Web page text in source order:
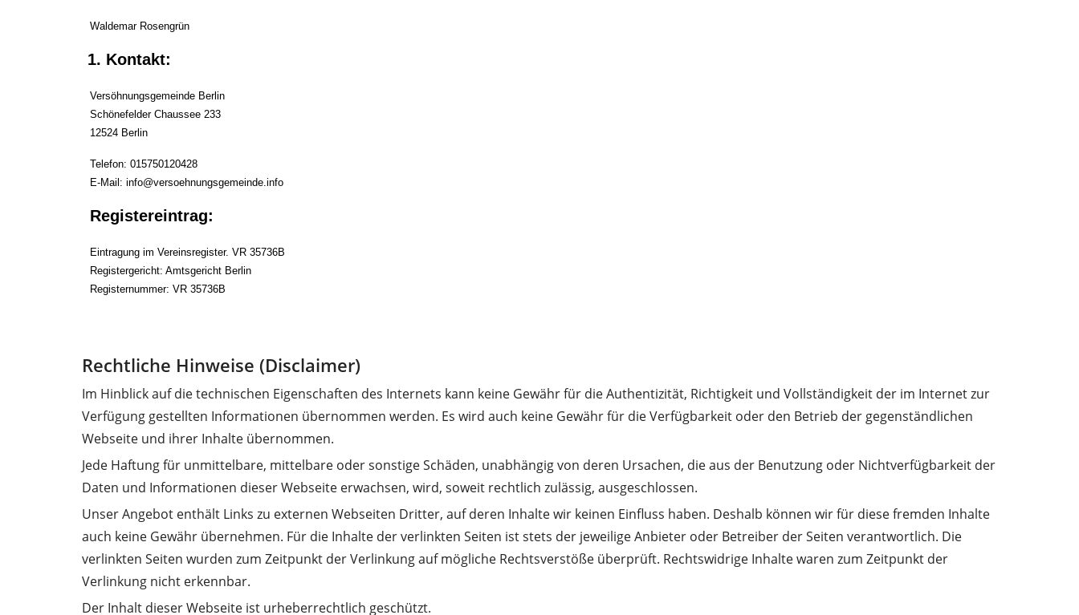
Waldemar Rosengrün
Kontakt:
Versöhnungsgemeinde Berlin
Schönefelder Chaussee 233
12524 Berlin
Telefon: 015750120428
E-Mail: info@versoehnungsgemeinde.info
Registereintrag:
Eintragung im Vereinsregister. VR 35736B
Registergericht: Amtsgericht Berlin
Registernummer: VR 35736B
Rechtliche Hinweise (Disclaimer)
Im Hinblick auf die technischen Eigenschaften des Internets kann keine Gewähr für die Authentizität, Richtigkeit und Vollständigkeit der im Internet zur
Verfügung gestellten Informationen übernommen werden. Es wird auch keine Gewähr für die Verfügbarkeit oder den Betrieb der gegenständlichen
Webseite und ihrer Inhalte übernommen.
Jede Haftung für unmittelbare, mittelbare oder sonstige Schäden, unabhängig von deren Ursachen, die aus der Benutzung oder Nichtverfügbarkeit der
Daten und Informationen dieser Webseite erwachsen, wird, soweit rechtlich zulässig, ausgeschlossen.
Unser Angebot enthält Links zu externen Webseiten Dritter, auf deren Inhalte wir keinen Einfluss haben. Deshalb können wir für diese fremden Inhalte
auch keine Gewähr übernehmen. Für die Inhalte der verlinkten Seiten ist stets der jeweilige Anbieter oder Betreiber der Seiten verantwortlich. Die
verlinkten Seiten wurden zum Zeitpunkt der Verlinkung auf mögliche Rechtsverstöße überprüft. Rechtswidrige Inhalte waren zum Zeitpunkt der
Verlinkung nicht erkennbar.
Der Inhalt dieser Webseite ist urheberrechtlich geschützt.